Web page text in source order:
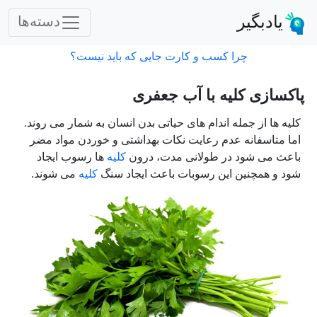
یادبگیر دسته‌ها
چرا کسب و کارت جایی که باید نیست؟
پاکسازی کلیه با آب جعفری
کلیه ها از جمله اندام های حیاتی بدن انسان به شمار می روند.
اما متاسفانه عدم رعایت نکات بهداشتی و خوردن مواد مضر
باعث می شود در طولانی مدت، درون کلیه ها رسوب ایجاد
شود و همچنین این رسوبات باعث ایجاد سنگ کلیه می شوند.